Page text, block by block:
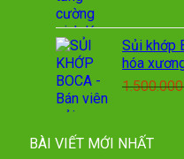
Sủi khớp
hóa
BÀI VIẾT MỚI NHẤT